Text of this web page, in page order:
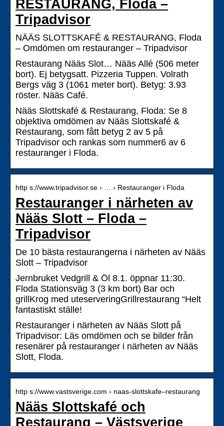
RESTAURANG, Floda –
Tripadvisor
NÄÄS SLOTTSKAFÉ & RESTAURANG, Floda
– Omdömen om restauranger – Tripadvisor
Restaurang Nääs Slot… Nääs Allé (506 meter
bort). Ej betygsatt. Pizzeria Tuppen. Volrath
Bergs väg 3 (1061 meter bort). Betyg: 3.93
röster. Nääs Café.
Nääs Slottskafé & Restaurang, Floda: Se 8
objektiva omdömen av Nääs Slottskafé &
Restaurang, som fått betyg 2 av 5 på
Tripadvisor och rankas som nummer6 av 6
restauranger i Floda.
http s://www.tripadvisor.se › … › Restauranger i Floda
Restauranger i närheten av
Nääs Slott – Floda –
Tripadvisor
De 10 bästa restaurangerna i närheten av Nääs
Slott – Tripadvisor
Jernbruket Vedgrill & Öl 8.1. öppnar 11:30.
Floda Stationsväg 3 (3 km bort) Bar och
grillKrog med uteserveringGrillrestaurang “Helt
fantastiskt ställe!
Restauranger i närheten av Nääs Slott på
Tripadvisor: Läs omdömen och se bilder från
resenärer på restauranger i närheten av Nääs
Slott, Floda.
http s://www.vastsverige.com › naas-slottskafe–restaurang
Nääs Slottskafé och
Restaurang – Västsverige